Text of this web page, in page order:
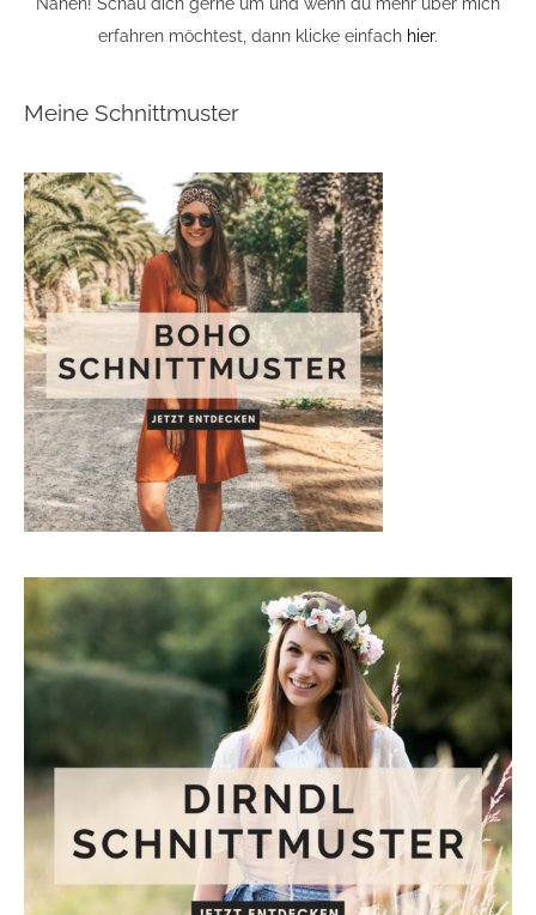
Nähen! Schau dich gerne um und wenn du mehr über mich
erfahren möchtest, dann klicke einfach hier.
Meine Schnittmuster